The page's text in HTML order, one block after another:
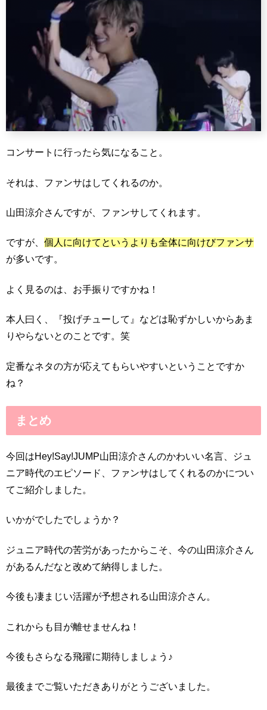
コンサートに行ったら気になること。
それは、ファンサはしてくれるのか。
山田涼介さんですが、ファンサしてくれます。
ですが、 個人に向けてというよりも全体に向けびファンサ
が多いです。
よく見るのは、お手振りですかね！
本人曰く、『投げチューして』などは恥ずかしいからあま
りやらないとのことです。笑
定番なネタの方が応えてもらいやすいということですか
ね？
まとめ
今回はHey!Say!JUMP山田涼介さんのかわいい名言、ジュ
ニア時代のエピソード、ファンサはしてくれるのかについ
てご紹介しました。
いかがでしたでしょうか？
ジュニア時代の苦労があったからこそ、今の山田涼介さん
があるんだなと改めて納得しました。
今後も凄まじい活躍が予想される山田涼介さん。
これからも目が離せませんね！
今後もさらなる飛躍に期待しましょう♪
最後までご覧いただきありがとうございました。